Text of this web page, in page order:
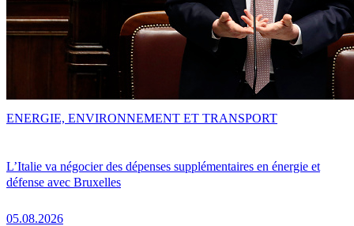
L’Italie va négocier des dépenses supplémentaires en énergie et
défense avec Bruxelles
05.08.2026
ENERGIE, ENVIRONNEMENT ET TRANSPORT